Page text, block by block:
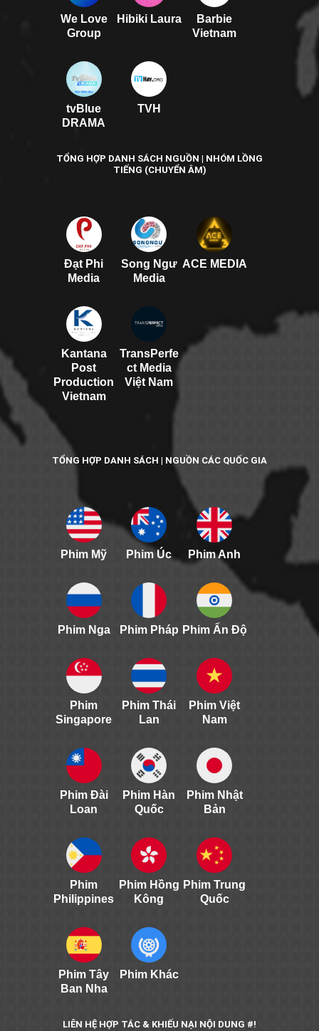
We Love
Group
Hibiki Laura
Barbie
Vietnam
tvBlue
DRAMA
TVH
TỔNG HỢP DANH SÁCH NGUỒN | NHÓM LỒNG
TIẾNG (CHUYỂN ÂM)
Đạt Phi
Media
Song Ngư
Media
ACE MEDIA
Kantana
Post
Production
Vietnam
TransPerfe
ct Media
Việt Nam
TỔNG HỢP DANH SÁCH | NGUỒN CÁC QUỐC GIA
Phim Mỹ Phim Úc Phim Anh
Phim Nga Phim Pháp Phim Ấn Độ
Phim
Singapore
Phim Thái
Lan
Phim Việt
Nam
Phim Đài
Loan
Phim Hàn
Quốc
Phim Nhật
Bản
Phim
Philippines
Phim Hồng
Kông
Phim Trung
Quốc
Phim Tây
Ban Nha
Phim Khác
LIÊN HỆ HỢP TÁC & KHIẾU NẠI NỘI DUNG #!